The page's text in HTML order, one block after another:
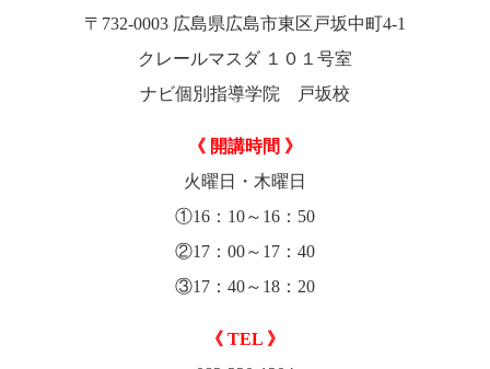
〒732-0003 広島県広島市東区戸坂中町4-1
クレールマスダ １０１号室
ナビ個別指導学院 戸坂校
《 開講時間 》
火曜日・木曜日
①16：10～16：50
②17：00～17：40
③17：40～18：20
《 TEL 》